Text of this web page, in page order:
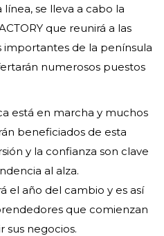
se lleva a cabo la
que reunirá a las
importantes de la península
numerosos puestos
está en marcha y muchos
beneficiados de esta
y la confianza son clave
al alza.
el año del cambio y es así
que comienzan
sus negocios.